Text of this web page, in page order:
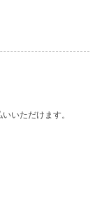
いただけます。